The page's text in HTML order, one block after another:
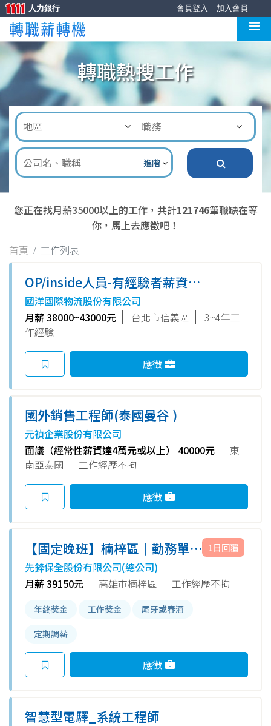
會員登入 加入會員
人力銀行
轉職熱搜工作
進階
您正在找月薪35000以上的工作，共計121746筆職缺在等
你，馬上去應徵吧！
首頁
工作列表
OP/inside人員-有經驗者薪資可
議
國洋國際物流股份有限公司
月薪 38000~43000元
台北市信義區
3~4年工
作經驗
應徵
國外銷售工程師(泰國曼谷 )
元禎企業股份有限公司
面議（經常性薪資達4萬元或以上） 40000元
東
南亞泰國
工作經歷不拘
應徵
【固定晚班】楠梓區｜勤務單純
｜39,150元
先鋒保全股份有限公司(總公司)
月薪 39150元
高雄市楠梓區 工作經歷不拘
年終獎金 工作獎金 尾牙或春酒
定期調薪
1日回覆
應徵
智慧型電驛_系統工程師